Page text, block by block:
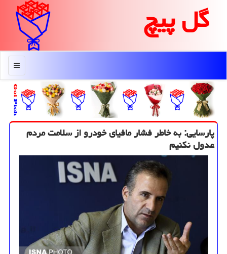
گل پیچ
منو
پارسایی: به خاطر فشار مافیای خودرو از سلامت مردم
عدول نكنیم